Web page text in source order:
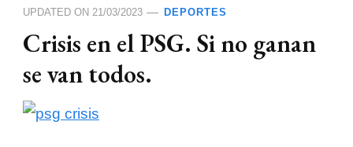
UPDATED ON 21/03/2023 DEPORTES
Crisis en el PSG. Si no ganan
se van todos.